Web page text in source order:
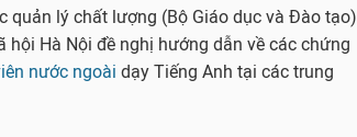
quản lý chất lượng (Bộ Giáo dục và Đào tạo)
Hà Nội đề nghị hướng dẫn về các chứng
nước ngoài dạy Tiếng Anh tại các trung